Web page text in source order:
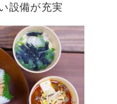
設備が充実